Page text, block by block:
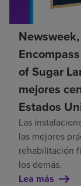
of Sugar
mejores
Estados
Las
las mejores
rehabilitación
los demás.
Lea más